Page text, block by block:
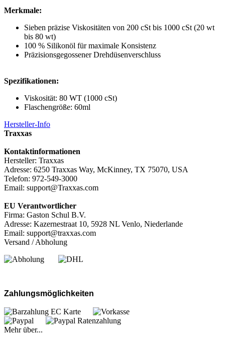
Merkmale:
Sieben präzise Viskositäten von 200 cSt bis 1000 cSt (20 wt
bis 80 wt)
100 % Silikonöl für maximale Konsistenz
Präzisionsgegossener Drehdüsenverschluss
Spezifikationen:
Viskosität: 80 WT (1000 cSt)
Flaschengröße: 60ml
Hersteller-Info
Traxxas
Kontaktinformationen
Hersteller: Traxxas
Adresse: 6250 Traxxas Way, McKinney, TX 75070, USA
Telefon: 972-549-3000
Email: support@Traxxas.com
EU Verantwortlicher
Firma: Gaston Schul B.V.
Adresse: Kazernestraat 10, 5928 NL Venlo, Niederlande
Email: support@traxxas.com
Versand / Abholung
Zahlungsmöglichkeiten
Mehr über...